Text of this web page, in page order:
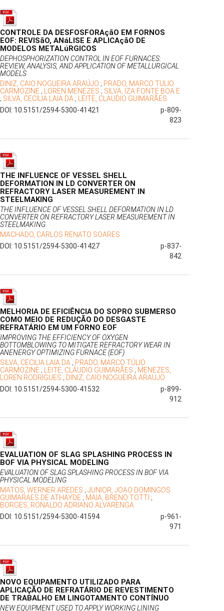
CONTROLE DA DESFOSFORAçãO EM FORNOS
EOF: REVISãO, ANáLISE E APLICAçãO DE
MODELOS METALúRGICOS
DEPHOSPHORIZATION CONTROL IN EOF FURNACES:
REVIEW, ANALYSIS, AND APPLICATION OF METALLURGICAL
MODELS
DINIZ, CAIO NOGUEIRA ARAÚJO ; PRADO, MARCO TULIO
CARMOZINE ; LOREN MENEZES ; SILVA, IZA FONTE BOA E
; SILVA, CECILIA LAIA DA ; LEITE, CLAUDIO GUIMARÃES
DOI: 10.5151/2594-5300-41421
p-809-
823
THE INFLUENCE OF VESSEL SHELL
DEFORMATION IN LD CONVERTER ON
REFRACTORY LASER MEASUREMENT IN
STEELMAKING
THE INFLUENCE OF VESSEL SHELL DEFORMATION IN LD
CONVERTER ON REFRACTORY LASER MEASUREMENT IN
STEELMAKING
MACHADO, CARLOS RENATO SOARES
DOI: 10.5151/2594-5300-41427
p-837-
842
MELHORIA DE EFICIÊNCIA DO SOPRO SUBMERSO
COMO MEIO DE REDUÇÃO DO DESGASTE
REFRATÁRIO EM UM FORNO EOF
IMPROVING THE EFFICIENCY OF OXYGEN
BOTTOMBLOWING TO MITIGATE REFRACTORY WEAR IN
ANENERGY OPTIMIZING FURNACE (EOF)
SILVA, CECILIA LAIA DA ; PRADO, MARCO TÚLIO
CARMOZINE ; LEITE, CLÁUDIO GUIMARÃES ; MENEZES,
LOREN RODRIGUES ; DINIZ, CAIO NOGUEIRA ARAUJO
DOI: 10.5151/2594-5300-41532
p-899-
912
EVALUATION OF SLAG SPLASHING PROCESS IN
BOF VIA PHYSICAL MODELING
EVALUATION OF SLAG SPLASHING PROCESS IN BOF VIA
PHYSICAL MODELING
MATOS, WERNER AREDES ; JUNIOR, JOAO DOMINGOS
GUIMARAES DE ATHAYDE ; MAIA, BRENO TOTTI ;
BORGES, RONALDO ADRIANO ALVARENGA
DOI: 10.5151/2594-5300-41594
p-961-
971
NOVO EQUIPAMENTO UTILIZADO PARA
APLICAÇÃO DE REFRATÁRIO DE REVESTIMENTO
DE TRABALHO EM LINGOTAMENTO CONTÍNUO
NEW EQUIPMENT USED TO APPLY WORKING LINING